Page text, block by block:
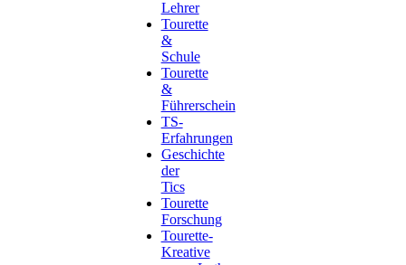
Lehrer
Tourette
&
Schule
Tourette
&
Führerschein
TS-
Erfahrungen
Geschichte
der
Tics
Tourette
Forschung
Tourette-
Kreative